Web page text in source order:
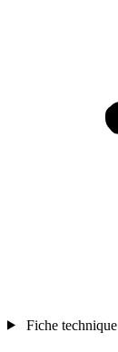
Fiche technique